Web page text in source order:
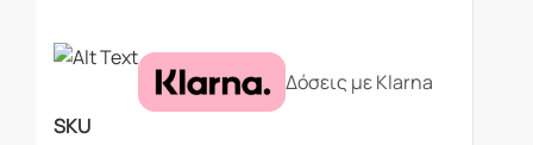
Δόσεις με Klarna
SKU